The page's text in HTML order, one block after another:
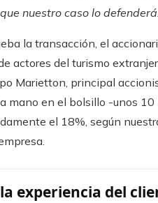
nuestro caso lo
la transacción, el
actores del turismo
Marietton, principal
mano en el bolsillo -unos
el 18%, según
experiencia del